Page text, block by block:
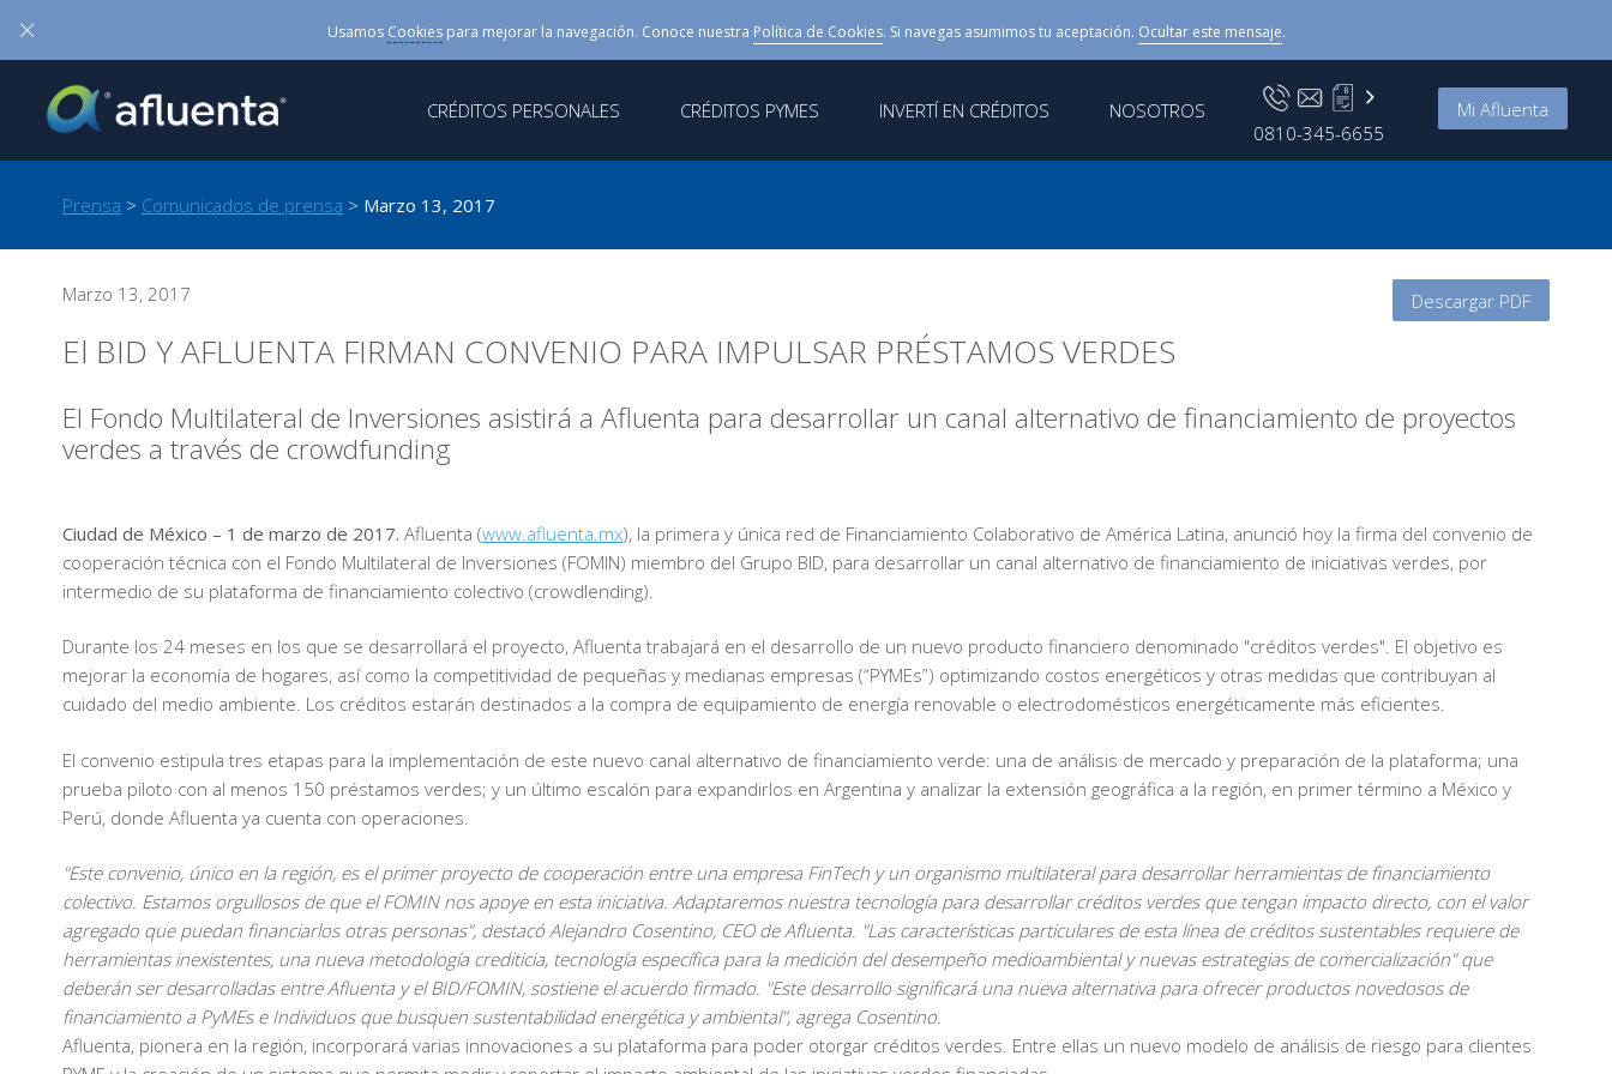
× Usamos Cookiespara mejorar la navegación. Conoce nuestra Política de Cookies. Si navegas asumimos tu aceptación. Ocultar este mensaje.
CRÉDITOS PERSONALES CRÉDITOS PYMES INVERTÍ EN CRÉDITOS
NOSOTROS
0810-345-6655
Mi Afluenta
Prensa > Comunicados de prensa > Marzo 13, 2017
Marzo 13, 2017 Descargar PDF
El BID Y AFLUENTA FIRMAN CONVENIO PARA IMPULSAR PRÉSTAMOS VERDES
El Fondo Multilateral de Inversiones asistirá a Afluenta para desarrollar un canal alternativo de financiamiento de proyectos
verdes a través de crowdfunding
Ciudad de México – 1 de marzo de 2017. Afluenta (www.afluenta.mx), la primera y única red de Financiamiento Colaborativo de América Latina, anunció hoy la firma del convenio de
cooperación técnica con el Fondo Multilateral de Inversiones (FOMIN) miembro del Grupo BID, para desarrollar un canal alternativo de financiamiento de iniciativas verdes, por
intermedio de su plataforma de financiamiento colectivo (crowdlending).
Durante los 24 meses en los que se desarrollará el proyecto, Afluenta trabajará en el desarrollo de un nuevo producto financiero denominado "créditos verdes". El objetivo es
mejorar la economía de hogares, así como la competitividad de pequeñas y medianas empresas (“PYMEs”) optimizando costos energéticos y otras medidas que contribuyan al
cuidado del medio ambiente. Los créditos estarán destinados a la compra de equipamiento de energía renovable o electrodomésticos energéticamente más eficientes.
El convenio estipula tres etapas para la implementación de este nuevo canal alternativo de financiamiento verde: una de análisis de mercado y preparación de la plataforma; una
prueba piloto con al menos 150 préstamos verdes; y un último escalón para expandirlos en Argentina y analizar la extensión geográfica a la región, en primer término a México y
Perú, donde Afluenta ya cuenta con operaciones.
"Este convenio, único en la región, es el primer proyecto de cooperación entre una empresa FinTech y un organismo multilateral para desarrollar herramientas de financiamiento
colectivo. Estamos orgullosos de que el FOMIN nos apoye en esta iniciativa. Adaptaremos nuestra tecnología para desarrollar créditos verdes que tengan impacto directo, con el valor
agregado que puedan financiarlos otras personas", destacó Alejandro Cosentino, CEO de Afluenta. "Las características particulares de esta línea de créditos sustentables requiere de
herramientas inexistentes, una nueva metodología crediticia, tecnología específica para la medición del desempeño medioambiental y nuevas estrategias de comercialización" que
deberán ser desarrolladas entre Afluenta y el BID/FOMIN, sostiene el acuerdo firmado. "Este desarrollo significará una nueva alternativa para ofrecer productos novedosos de
financiamiento a PyMEs e Individuos que busquen sustentabilidad energética y ambiental", agrega Cosentino.
Afluenta, pionera en la región, incorporará varias innovaciones a su plataforma para poder otorgar créditos verdes. Entre ellas un nuevo modelo de análisis de riesgo para clientes